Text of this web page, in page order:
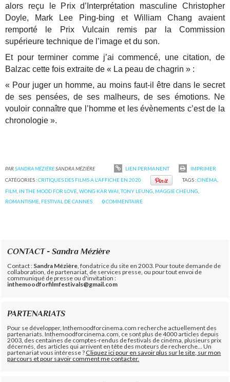
alors reçu le Prix d’Interprétation masculine Christopher
Doyle, Mark Lee Ping-bing et William Chang avaient
remporté le Prix Vulcain remis par la Commission
supérieure technique de l’image et du son.
Et pour terminer comme j’ai commencé, une citation, de
Balzac cette fois extraite de « La peau de chagrin » :
« Pour juger un homme, au moins faut-il être dans le secret
de ses pensées, de ses malheurs, de ses émotions. Ne
vouloir connaître que l’homme et les évènements c’est de la
chronologie ».
PARSANDRA MÉZIÈRESANDRA MÉZIÈRE LIEN PERMANENT
IMPRIMER
CATÉGORIES :CRITIQUES DES FILMS A L'AFFICHE EN 2020 TAGS :CINÉMA
FILM IN THE MOOD FOR LOVE ,WONG KAR WAI ,TONY LEUNG MAGGIE CHEUNG
ROMANTISME FESTIVAL DE CANNES 0COMMENTAIRE
CONTACT - Sandra Mézière
Contact : Sandra Mézière , fondatrice du site en 2003. Pour toute demande de
collaboration, de partenariat, de services presse, ou pour tout envoi de
communiqué de presse ou d'invitation :
inthemoodforfilmfestivals@gmail.com
PARTENARIATS
Pour se développer, Inthemoodforcinema.com recherche actuellement des
partenariats. Inthemoodforcinema.com, ce sont plus de 4000 articles depuis
2003, des centaines de comptes-rendus de festivals de cinéma, plusieurs prix
décernés, des articles qui arrivent en tête des moteurs de recherche... Un
partenariat vous intéresse ?Cliquez ici pour en savoir plus sur le site, sur mon
parcours et pour savoir comment me contacter.